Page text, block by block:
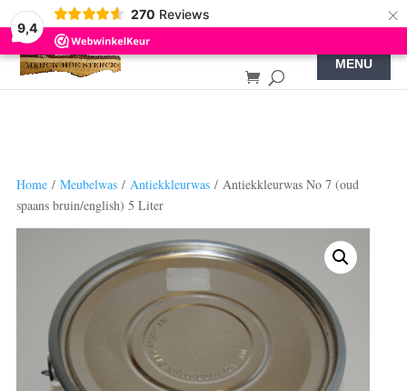
9,4
270 Reviews ×
Home/ Meubelwas/ Antiekkleurwas/ Antiekkleurwas No 7 (oud
spaans bruin/english) 5 Liter